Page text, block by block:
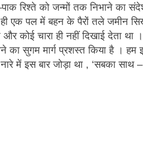
रिश्ते को जन्मों तक निभाने का
ही एक पल में बहन के पैरों तले जमीन
चारा ही नहीं दिखाई देता था ।
का सुगम मार्ग प्रशस्त किया है ।
में इस बार जोड़ा था , ‘सबका